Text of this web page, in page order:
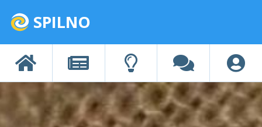
SPILNO